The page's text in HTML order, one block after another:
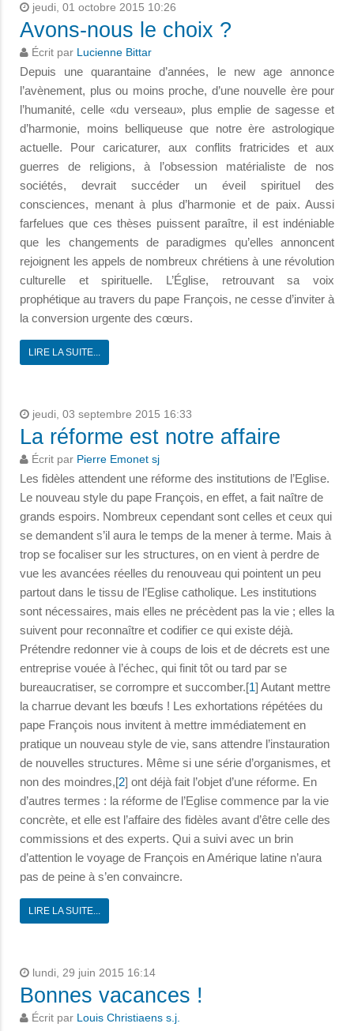
jeudi, 01 octobre 2015 10:26
Avons-nous le choix ?
Écrit par Lucienne Bittar
Depuis une quarantaine d’années, le new age annonce
l’avènement, plus ou moins proche, d’une nouvelle ère pour
l’humanité, celle «du verseau», plus emplie de sagesse et
d’harmonie, moins belliqueuse que notre ère astrologique
actuelle. Pour caricaturer, aux conflits fratricides et aux
guerres de religions, à l’obsession matérialiste de nos
sociétés, devrait succéder un éveil spirituel des
consciences, menant à plus d’harmonie et de paix. Aussi
farfelues que ces thèses puissent paraître, il est indéniable
que les changements de paradigmes qu’elles annoncent
rejoignent les appels de nombreux chrétiens à une révolution
culturelle et spirituelle. L’Église, retrouvant sa voix
prophétique au travers du pape François, ne cesse d’inviter à
la conversion urgente des cœurs.
LIRE LA SUITE...
jeudi, 03 septembre 2015 16:33
La réforme est notre affaire
Écrit par Pierre Emonet sj
Les fidèles attendent une réforme des institutions de l’Eglise.
Le nouveau style du pape François, en effet, a fait naître de
grands espoirs. Nombreux cependant sont celles et ceux qui
se demandent s’il aura le temps de la mener à terme. Mais à
trop se focaliser sur les structures, on en vient à perdre de
vue les avancées réelles du renouveau qui pointent un peu
partout dans le tissu de l’Eglise catholique. Les institutions
sont nécessaires, mais elles ne précèdent pas la vie ; elles la
suivent pour reconnaître et codifier ce qui existe déjà.
Prétendre redonner vie à coups de lois et de décrets est une
entreprise vouée à l’échec, qui finit tôt ou tard par se
bureaucratiser, se corrompre et succomber.[1] Autant mettre
la charrue devant les bœufs ! Les exhortations répétées du
pape François nous invitent à mettre immédiatement en
pratique un nouveau style de vie, sans attendre l’instauration
de nouvelles structures. Même si une série d’organismes, et
non des moindres,[2] ont déjà fait l’objet d’une réforme. En
d’autres termes : la réforme de l’Eglise commence par la vie
concrète, et elle est l’affaire des fidèles avant d’être celle des
commissions et des experts. Qui a suivi avec un brin
d’attention le voyage de François en Amérique latine n’aura
pas de peine à s’en convaincre.
LIRE LA SUITE...
lundi, 29 juin 2015 16:14
Bonnes vacances !
Écrit par Louis Christiaens s.j.